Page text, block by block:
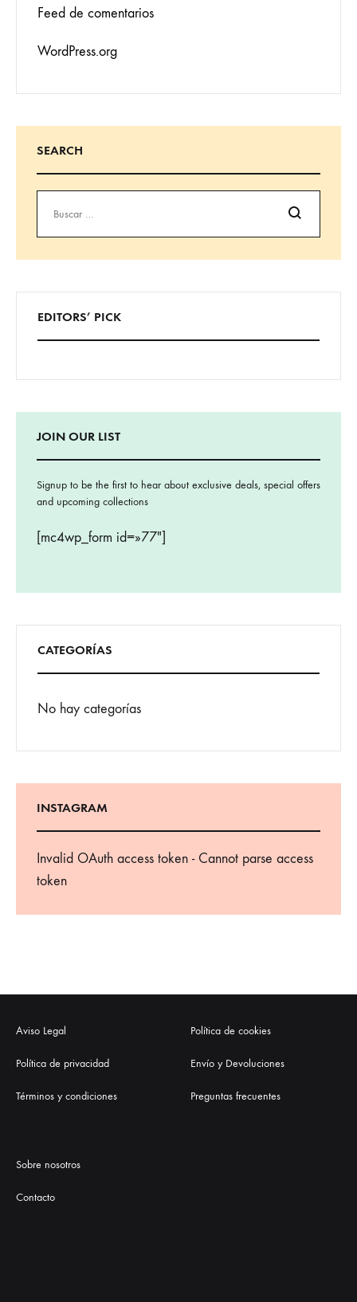
Feed de comentarios
WordPress.org
SEARCH
Buscar
EDITORS’ PICK
JOIN OUR LIST
Signup to be the first to hear about exclusive deals, special offers
and upcoming collections
[mc4wp_form id=»77″]
CATEGORÍAS
No hay categorías
INSTAGRAM
Invalid OAuth access token - Cannot parse access
token
Aviso Legal
Política de privacidad
Términos y condiciones
Política de cookies
Envío y Devoluciones
Preguntas frecuentes
Sobre nosotros
Contacto